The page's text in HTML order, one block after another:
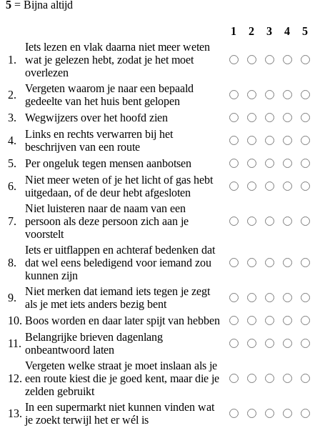
5 = Bijna altijd
1 2 3 4 5
1.
Iets lezen en vlak daarna niet meer weten
wat je gelezen hebt, zodat je het moet
overlezen
2.
Vergeten waarom je naar een bepaald
gedeelte van het huis bent gelopen
3.
Wegwijzers over het hoofd zien
4.
Links en rechts verwarren bij het
beschrijven van een route
5.
Per ongeluk tegen mensen aanbotsen
6.
Niet meer weten of je het licht of gas hebt
uitgedaan, of de deur hebt afgesloten
7.
Niet luisteren naar de naam van een
persoon als deze persoon zich aan je
voorstelt
8.
Iets er uitflappen en achteraf bedenken dat
dat wel eens beledigend voor iemand zou
kunnen zijn
9.
Niet merken dat iemand iets tegen je zegt
als je met iets anders bezig bent
10. Boos worden en daar later spijt van hebben
11.
Belangrijke brieven dagenlang
onbeantwoord laten
12.
Vergeten welke straat je moet inslaan als je
een route kiest die je goed kent, maar die je
zelden gebruikt
13.
In een supermarkt niet kunnen vinden wat
je zoekt terwijl het er wél is